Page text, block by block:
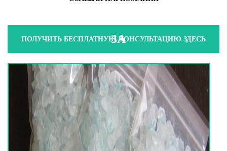
ПОЛУЧИТЬ БЕСПЛАТНУЮ КОНСУЛЬТАЦИЮ ЗДЕСЬ